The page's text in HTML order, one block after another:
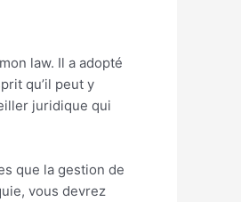
law. Il a adopté
qu’il peut y
juridique qui
que la gestion de
vous devrez